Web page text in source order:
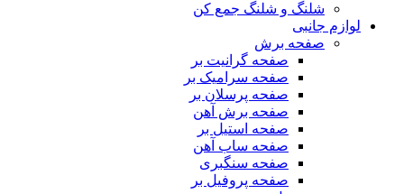
شلنگ و شلنگ جمع کن
لوازم جانبی
صفحه برش
صفحه گرانیت بر
صفحه سرامیک بر
صفحه پرسلان بر
صفحه برش آهن
صفحه استیل بر
صفحه ساب آهن
صفحه سنگبری
صفحه پروفیل بر